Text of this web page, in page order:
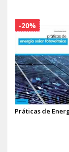
Práticas de
-20%